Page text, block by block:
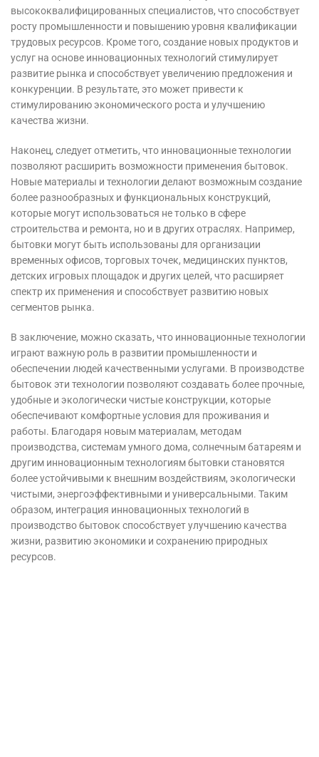
высококвалифицированных специалистов, что способствует
росту промышленности и повышению уровня квалификации
трудовых ресурсов. Кроме того, создание новых продуктов и
услуг на основе инновационных технологий стимулирует
развитие рынка и способствует увеличению предложения и
конкуренции. В результате, это может привести к
стимулированию экономического роста и улучшению
качества жизни.
Наконец, следует отметить, что инновационные технологии
позволяют расширить возможности применения бытовок.
Новые материалы и технологии делают возможным создание
более разнообразных и функциональных конструкций,
которые могут использоваться не только в сфере
строительства и ремонта, но и в других отраслях. Например,
бытовки могут быть использованы для организации
временных офисов, торговых точек, медицинских пунктов,
детских игровых площадок и других целей, что расширяет
спектр их применения и способствует развитию новых
сегментов рынка.
В заключение, можно сказать, что инновационные технологии
играют важную роль в развитии промышленности и
обеспечении людей качественными услугами. В производстве
бытовок эти технологии позволяют создавать более прочные,
удобные и экологически чистые конструкции, которые
обеспечивают комфортные условия для проживания и
работы. Благодаря новым материалам, методам
производства, системам умного дома, солнечным батареям и
другим инновационным технологиям бытовки становятся
более устойчивыми к внешним воздействиям, экологически
чистыми, энергоэффективными и универсальными. Таким
образом, интеграция инновационных технологий в
производство бытовок способствует улучшению качества
жизни, развитию экономики и сохранению природных
ресурсов.